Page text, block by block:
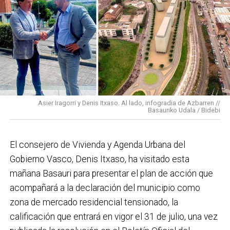
vecinas de esa zona y que simboliza muy bien el
Basauri por el que trabajamos: más accesible, más
conectado y pensado para todas las personas.
En cuanto a nuestras áreas, estos tres años han dado
para mucho. En Medio Ambiente destacaría el
impulso para la creación de huertos urbanos,la
elaboración del Plan General de Actuación Energética,
el Plan de Acción contra el Ruido y la instalación de
régimen de autoconsumo, que hacen de Basauri un
municipio más sostenible y preparado para el futuro.
En ese sentido, estamos trabajando en acciones de
clima y energía, entre las que destacan el diseño de
una red de refugios climáticos, junto con un Plan de
Actuación ante Episodios de Altas Temperaturas,
Asier Iragorri y Denis Itxaso. Al lado, infogradia de Azbarren //
Basauriko Udala / Bidebi
El consejero de Vivienda y Agenda Urbana del
Gobierno Vasco, Denis Itxaso, ha visitado esta
mañana Basauri para presentar el plan de acción que
acompañará a la declaración del municipio como
zona de mercado residencial tensionado, la
calificación que entrará en vigor el 31 de julio, una vez